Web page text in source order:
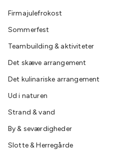
Firmajulefrokost
Sommerfest
Teambuilding & aktiviteter
Det skæve arrangement
Det kulinariske arrangement
Ud i naturen
Strand & vand
By & seværdigheder
Slotte & Herregårde